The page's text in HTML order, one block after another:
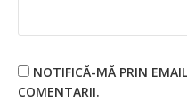
NOTIFICĂ-MĂ PRIN
COMENTARII.